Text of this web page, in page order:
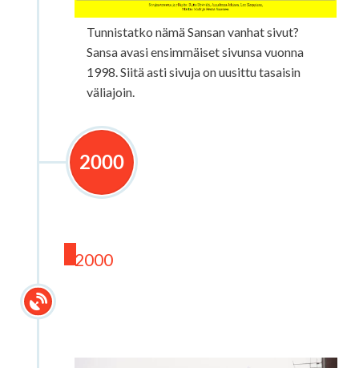
Tunnistatko nämä Sansan vanhat sivut?
Sansa avasi ensimmäiset sivunsa vuonna
1998. Siitä asti sivuja on uusittu tasaisin
väliajoin.
2000
2000